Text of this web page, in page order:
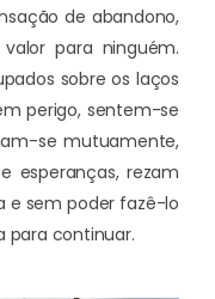
de abandono,
para ninguém.
sobre os laços
perigo, sentem-se
se mutuamente,
esperanças, rezam
e sem poder fazê-lo
para continuar.